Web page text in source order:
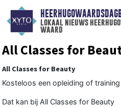
lokaal nieuws
waard
All Classes for
All Classes for Beauty
Kosteloos een opleiding of
Dat kan bij All Classes for Beauty